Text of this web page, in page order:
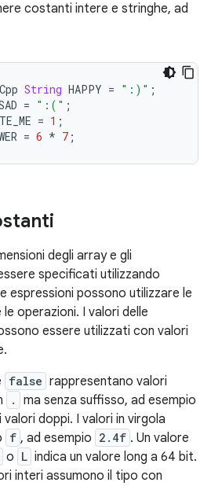
costanti intere e stringhe, ad
String HAPPY = ":)" ;
= ":(" ;
= 1 ;
= 6 * 7 ;
degli array e gli
specificati utilizzando
espressioni possono utilizzare le
operazioni. I valori delle
essere utilizzati con valori
false rappresentano valori
. ma senza suffisso, ad esempio
doppi. I valori in virgola
f , ad esempio 2.4f . Un valore
o L indica un valore long a 64 bit.
interi assumono il tipo con